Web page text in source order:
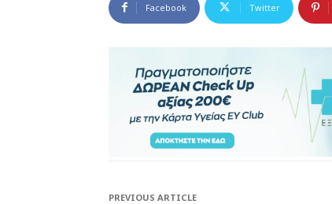
Facebook Twitter
PREVIOUS ARTICLE